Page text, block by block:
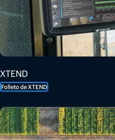
XTEND
Folleto de XTEND